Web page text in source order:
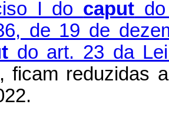
I do caput
de 19 de
do art. 23 da
, ficam reduzidas